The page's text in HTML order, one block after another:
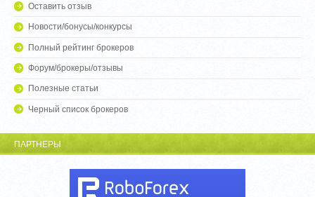
Оставить отзыв
Новости/бонусы/конкурсы
Полный рейтинг брокеров
Форум/брокеры/отзывы
Полезные статьи
Черный список брокеров
ПАРТНЕРЫ